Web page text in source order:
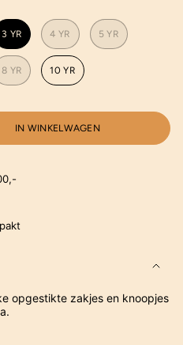
3 YR 4 YR 5 YR
8 YR 10 YR
IN WINKELWAGEN
opgestikte zakjes en knoopjes